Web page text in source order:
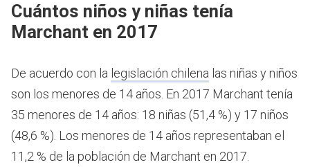
Cuántos niños y niñas tenía
Marchant en 2017
De acuerdo con la legislación chilena las niñas y niños
son los menores de 14 años. En 2017 Marchant tenía
35 menores de 14 años: 18 niñas (51,4 %) y 17 niños
(48,6 %). Los menores de 14 años representaban el
11,2 % de la población de Marchant en 2017.